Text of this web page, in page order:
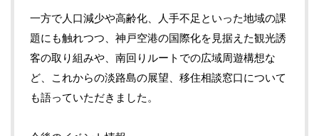
一方で人口減少や高齢化、人手不足といった地域の課
題にも触れつつ、神戸空港の国際化を見据えた観光誘
客の取り組みや、南回りルートでの広域周遊構想な
ど、これからの淡路島の展望、移住相談窓口について
も語っていただきました。